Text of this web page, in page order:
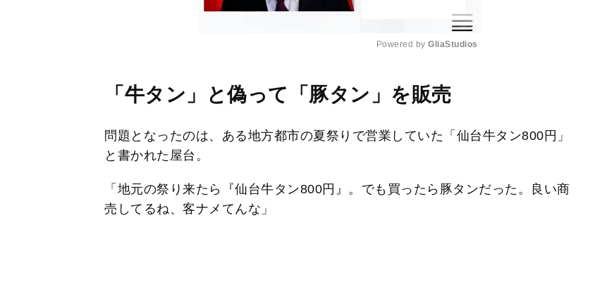
M
u
e
Powered by GliaStudios
「牛タン」と偽って「豚タン」を販売
問題となったのは、ある地方都市の夏祭りで営業していた「仙台牛タン800円」
と書かれた屋台。
「地元の祭り来たら『仙台牛タン800円』。でも買ったら豚タンだった。良い商
売してるね、客ナメてんな」